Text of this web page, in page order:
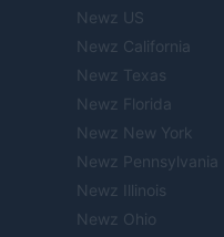
Newz US
Newz California
Newz Texas
Newz Florida
Newz New York
Newz Pennsylvania
Newz Illinois
Newz Ohio